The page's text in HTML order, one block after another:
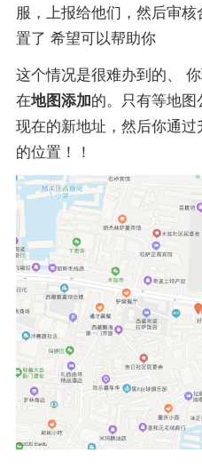
服，上报给他们，然后审
置了 希望可以帮助你
这个情况是很难办到的、
在地图添加的。只有等地
现在的新地址，然后你通
的位置！！